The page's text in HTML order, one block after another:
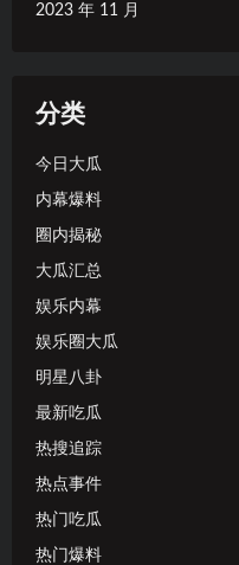
2023 年 11 月
分类
今日大瓜
内幕爆料
圈内揭秘
大瓜汇总
娱乐内幕
娱乐圈大瓜
明星八卦
最新吃瓜
热搜追踪
热点事件
热门吃瓜
热门爆料